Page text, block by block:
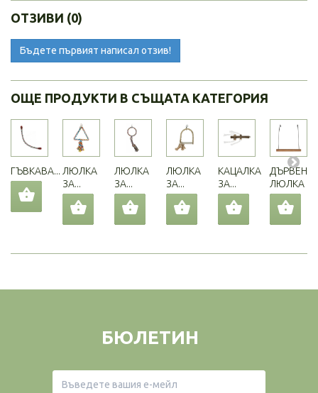
ОТЗИВИ (0)
Бъдете първият написал отзив!
ОЩЕ ПРОДУКТИ В СЪЩАТА КАТЕГОРИЯ
ГЪВКАВА... ЛЮЛКА
ЗА...
ЛЮЛКА
ЗА...
ЛЮЛКА
ЗА...
КАЦАЛКА
ЗА...
ДЪРВЕНА
ЛЮЛКА
БЮЛЕТИН